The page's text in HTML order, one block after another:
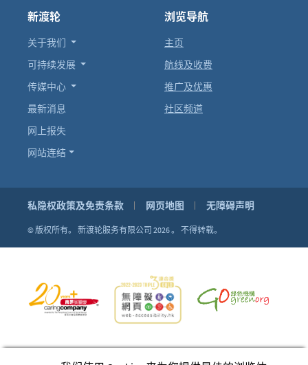
新渡轮
关于我们
可持续发展
传媒中心
最新消息
网上报失
网站连结
浏览导航
主页
航线及收费
推广及优惠
社区频道
私隐权政策及免责条款 网页地图 无障碍声明
© 版权所有。 新渡轮服务有限公司 2026 。 不得转载。